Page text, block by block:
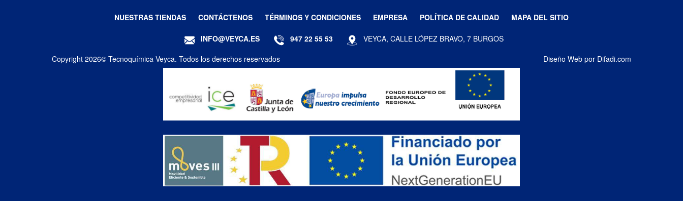
NUESTRAS TIENDAS CONTÁCTENOS TÉRMINOS Y CONDICIONES EMPRESA POLÍTICA DE CALIDAD MAPA DEL SITIO
Copyright 2026© Tecnoquímica Veyca. Todos los derechos reservados Diseño Web por Difadi.com
INFO@VEYCA.ES 947 22 55 53 VEYCA, CALLE LÓPEZ BRAVO, 7 BURGOS